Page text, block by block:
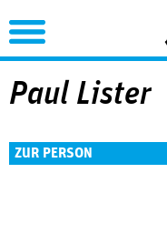
Paul Lister
ZUR PERSON